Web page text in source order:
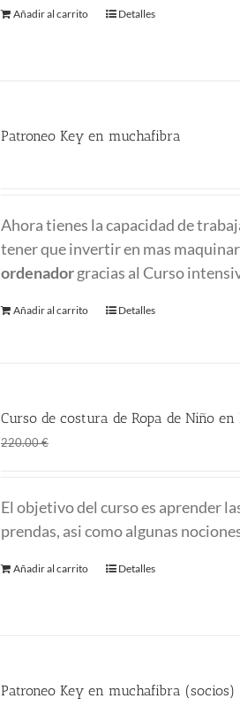
Añadir al carrito Detalles
Patroneo Key en muchafibra
Ahora tienes la capacidad de
tener que invertir en mas
ordenadorgracias al Curso
Añadir al carrito Detalles
Curso de costura de Ropa de Niño en
220.00€
era:
220.00 €.
es:
145.00 €.
El objetivo del curso es aprender
prendas, asi como algunas
Añadir al carrito Detalles
Patroneo Key en muchafibra (socios)